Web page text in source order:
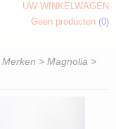
UW WINKELWAGEN
Geen producten (0)
Merken > Magnolia >